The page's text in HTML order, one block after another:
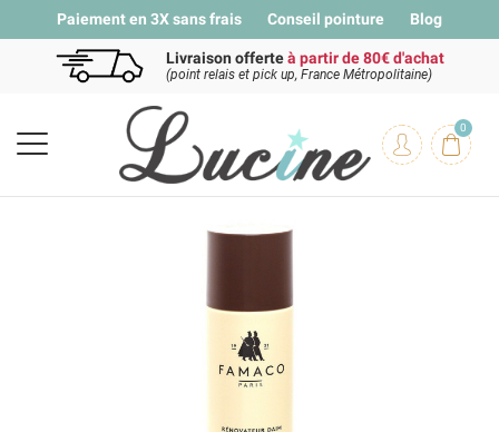
Paiement en 3X sans frais Conseil pointure Blog
Livraison offerteà partir de 80€ d'achat
(point relais et pick up, France Métropolitaine)
0